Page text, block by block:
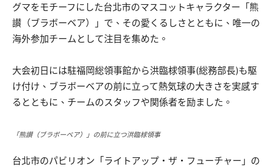
グマをモチーフにした台北市のマスコットキャラクター「熊
讃（ブラボーベア）」で、その愛くるしさとともに、唯一の
海外参加チームとして注目を集めた。
大会初日には駐福岡総領事館から洪臨梂領事(総務部長)も駆
け付け、ブラボーベアの前に立って熱気球の大きさを実感す
るとともに、チームのスタッフや関係者を励ました。
「熊讃（ブラボーベア）」の前に立つ洪臨梂領事
台北市のパビリオン「ライトアップ・ザ・フューチャー」の